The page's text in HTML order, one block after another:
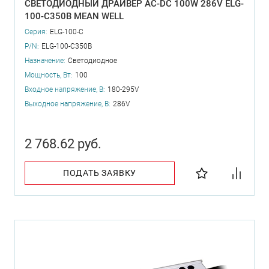
СВЕТОДИОДНЫЙ ДРАЙВЕР AC-DC 100W 286V ELG-
100-C350B MEAN WELL
Серия: ELG-100-C
P/N: ELG-100-C350B
Назначение: Светодиодное
Мощность, Вт: 100
Входное напряжение, В: 180-295V
Выходное напряжение, В: 286V
2 768.62 руб.
ПОДАТЬ ЗАЯВКУ